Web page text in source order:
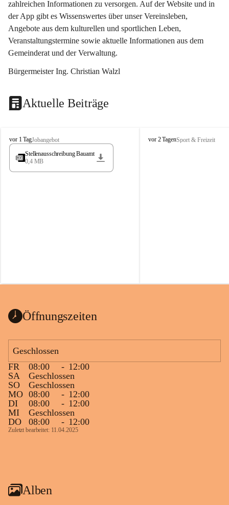
zahlreichen Informationen zu versorgen. Auf der Website und in
der App gibt es Wissenswertes über unser Vereinsleben,
Angebote aus dem kulturellen und sportlichen Leben,
Veranstaltungstermine sowie aktuelle Informationen aus dem
Gemeinderat und der Verwaltung.
Bürgermeister Ing. Christian Walzl
Aktuelle Beiträge
S
t
s
vor 1 TagJobangebot
Stellenausschreibung Bauamt
0,4 MB
S
vor 2 TagenSport & Freizeit
Öffnungszeiten
Geschlossen
FR
08:00 - 12:00
SA
Geschlossen
SO
Geschlossen
MO 08:00 - 12:00
DI
08:00 - 12:00
MI
Geschlossen
DO
08:00 - 12:00
Zuletzt bearbeitet: 11.04.2025
Alben